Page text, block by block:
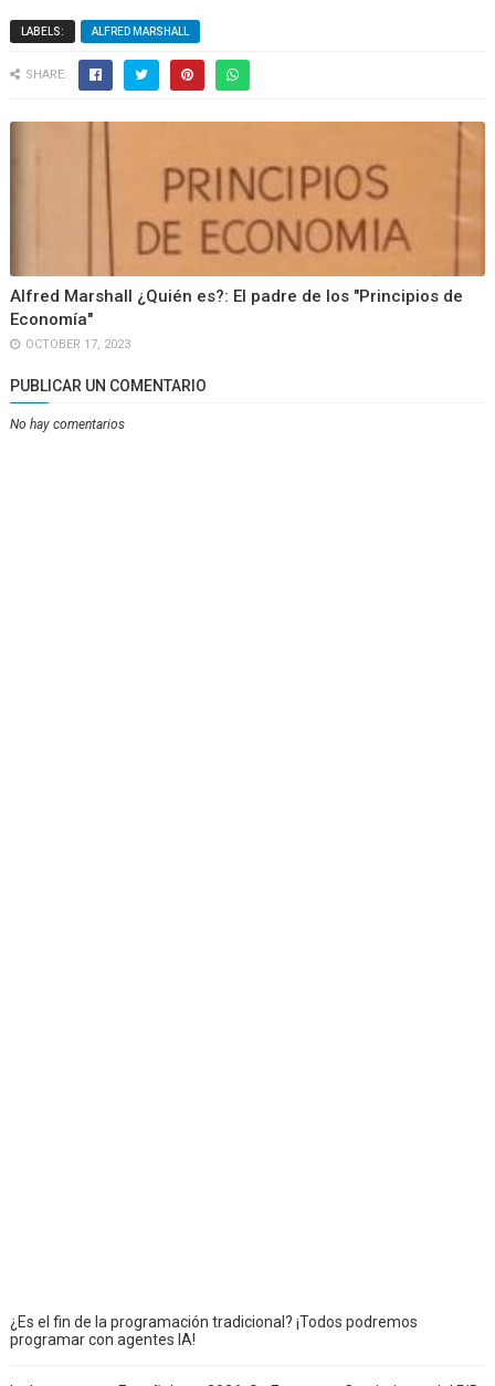
LABELS: ALFRED MARSHALL
SHARE:
Alfred Marshall ¿Quién es?: El padre de los "Principios de
Economía"
OCTOBER 17, 2023
PUBLICAR UN COMENTARIO
No hay comentarios
¿Es el fin de la programación tradicional? ¡Todos podremos
programar con agentes IA!